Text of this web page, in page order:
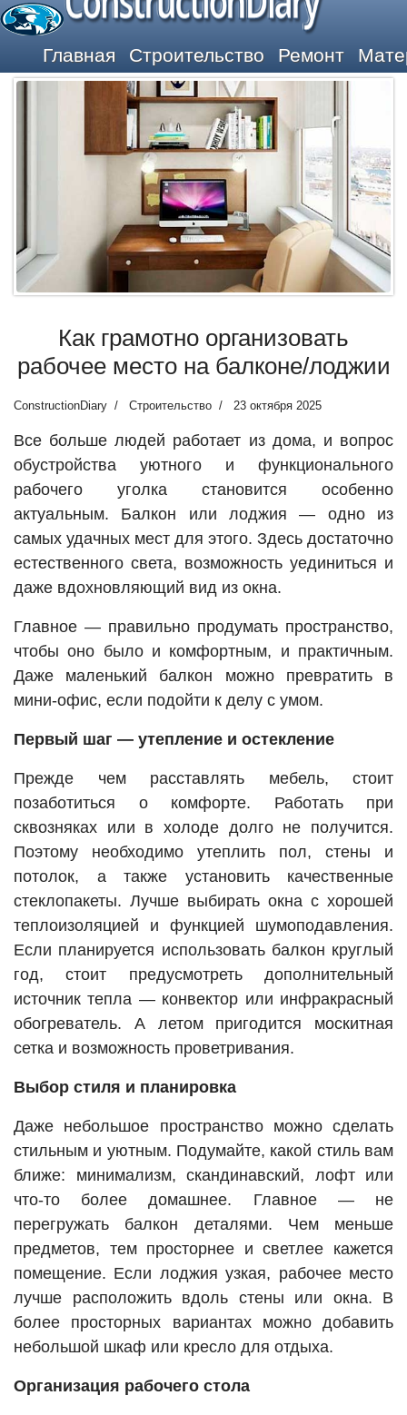
Главная Строительство Ремонт
Как грамотно организовать
рабочее место на балконе/лоджии
ConstructionDiary Строительство 23 октября 2025
Все больше людей работает из дома, и вопрос
обустройства уютного и функционального
рабочего уголка становится особенно
актуальным. Балкон или лоджия — одно из
самых удачных мест для этого. Здесь достаточно
естественного света, возможность уединиться и
даже вдохновляющий вид из окна.
Главное — правильно продумать пространство,
чтобы оно было и комфортным, и практичным.
Даже маленький балкон можно превратить в
мини-офис, если подойти к делу с умом.
Первый шаг — утепление и остекление
Прежде чем расставлять мебель, стоит
позаботиться о комфорте. Работать при
сквозняках или в холоде долго не получится.
Поэтому необходимо утеплить пол, стены и
потолок, а также установить качественные
стеклопакеты. Лучше выбирать окна с хорошей
теплоизоляцией и функцией шумоподавления.
Если планируется использовать балкон круглый
год, стоит предусмотреть дополнительный
источник тепла — конвектор или инфракрасный
обогреватель. А летом пригодится москитная
сетка и возможность проветривания.
Выбор стиля и планировка
Даже небольшое пространство можно сделать
стильным и уютным. Подумайте, какой стиль вам
ближе: минимализм, скандинавский, лофт или
что-то более домашнее. Главное — не
перегружать балкон деталями. Чем меньше
предметов, тем просторнее и светлее кажется
помещение. Если лоджия узкая, рабочее место
лучше расположить вдоль стены или окна. В
более просторных вариантах можно добавить
небольшой шкаф или кресло для отдыха.
Организация рабочего стола